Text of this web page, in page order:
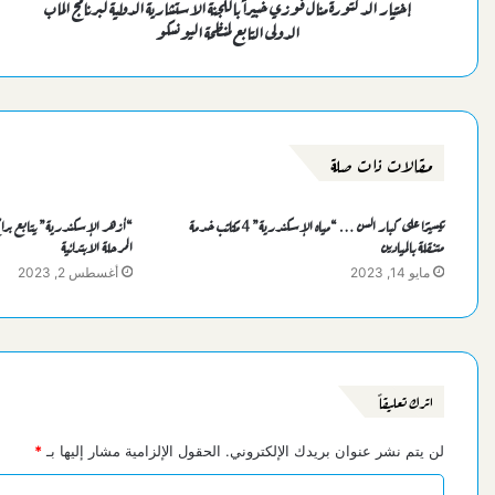
إختيار الدكتورة منال فوزي خبيراً باللجنة الاستشارية الدولية لبرنامج الماب
الدولى التابع لمنظمة اليونسكو
مقالات ذات صلة
تيسيرًا على كبار السن … “مياه الإسكندرية” 4 مكاتب خدمة
متنقلة بالميادين
مايو 14, 2023
“أزهر الإسكندرية” يتابع برامج
المرحلة الابتدائية
أغسطس 2, 2023
اترك تعليقاً
لن يتم نشر عنوان بريدك الإلكتروني. الحقول الإلزامية مشار إليها بـ*